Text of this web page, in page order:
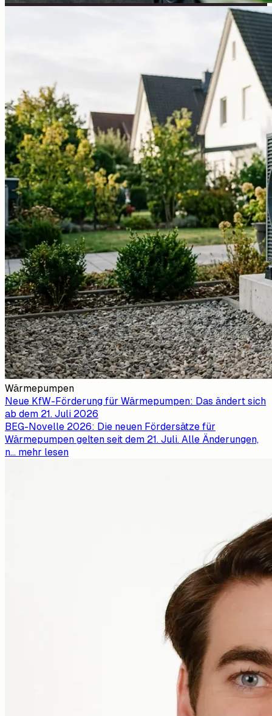
Wärmepumpen
Neue KfW-Förderung für Wärmepumpen: Das ändert sich
ab dem 21. Juli 2026
BEG-Novelle 2026: Die neuen Fördersätze für
Wärmepumpen gelten seit dem 21. Juli. Alle Änderungen,
n... mehr lesen